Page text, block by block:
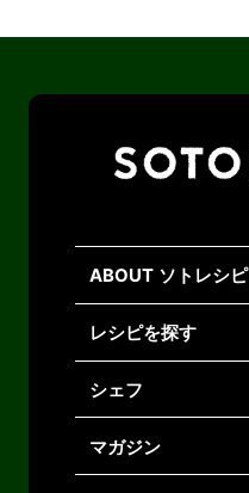
ABOUT ソトレシピ
レシピを探す
シェフ
マガジン